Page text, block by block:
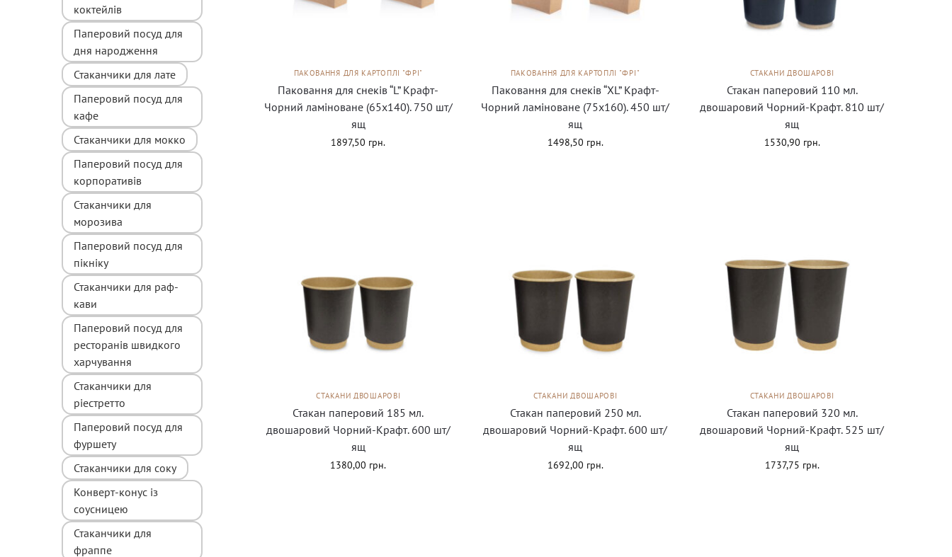
ПАКОВАННЯ ДЛЯ КАРТОПЛІ "ФРІ"
Паковання для снеків “L” Крафт-
Чорний ламіноване (65х140). 750 шт/
ящ
1897,50 грн.
ПАКОВАННЯ ДЛЯ КАРТОПЛІ "ФРІ"
Паковання для снеків “XL” Крафт-
Чорний ламіноване (75х160). 450 шт/
ящ
1498,50 грн.
СТАКАНИ ДВОШАРОВІ
Стакан паперовий 110 мл.
двошаровий Чорний-Крафт. 810 шт/
ящ
1530,90 грн.
СТАКАНИ ДВОШАРОВІ
Стакан паперовий 185 мл.
двошаровий Чорний-Крафт. 600 шт/
ящ
1380,00 грн.
СТАКАНИ ДВОШАРОВІ
Стакан паперовий 250 мл.
двошаровий Чорний-Крафт. 600 шт/
ящ
1692,00 грн.
СТАКАНИ ДВОШАРОВІ
Стакан паперовий 320 мл.
двошаровий Чорний-Крафт. 525 шт/
ящ
1737,75 грн.
коктейлів
Паперовий посуд для
дня народження
Стаканчики для лате
Паперовий посуд для
кафе
Стаканчики для мокко
Паперовий посуд для
корпоративів
Стаканчики для
морозива
Паперовий посуд для
пікніку
Стаканчики для раф-
кави
Паперовий посуд для
ресторанів швидкого
харчування
Стаканчики для
ріестретто
Паперовий посуд для
фуршету
Стаканчики для соку
Конверт-конус із
соусницею
Стаканчики для
фраппе